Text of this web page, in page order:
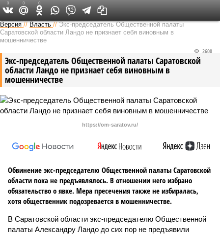
Версия в Саратове
Версия //Власть //Экс-председатель Общественной палаты
Саратовской области Ландо не признает себя виновным в
мошенничестве
Экс-председатель Общественной палаты Саратовской
области Ландо не признает себя виновным в
мошенничестве
2600
https://om-saratov.ru/
Обвинение экс-председателю Общественной палаты Саратовской
области пока не предъявлялось. В отношении него избрано
обязательство о явке. Мера пресечения также не избиралась,
хотя общественник подозревается в мошенничестве.
В Саратовской области экс-председателю Общественной
палаты Александру Ландо до сих пор не предъявили
0 0 0